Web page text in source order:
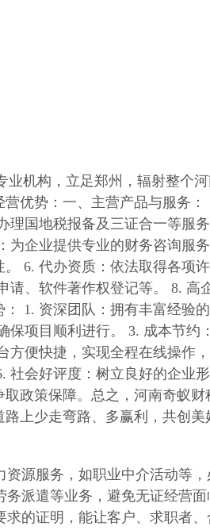
业机构，立足郑州，辐射整个
优势：一、主营产品与服务
国地税报备及三证合一等服
企业提供专业的财务咨询服
6. 代办资质：依法取得各项
、软件著作权登记等。 8. 高
1. 资深团队：拥有丰富经验
保项目顺利进行。 3. 成本节约
便快捷，实现全程在线操作
社会好评度：树立良好的企业
政策保障。总之，河南奇蚁
上少走弯路、多赢利，共创美
源服务，如职业中介活动等
派遣等业务，避免无证经营面
的证明，能让客户、求职者